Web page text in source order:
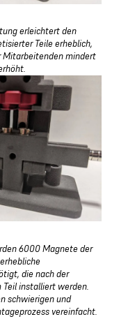
erleichtert den
Teile erheblich,
Mitarbeitenden mindert
6000 Magnete der
die nach der
Teil installiert werden.
schwierigen und
vereinfacht.